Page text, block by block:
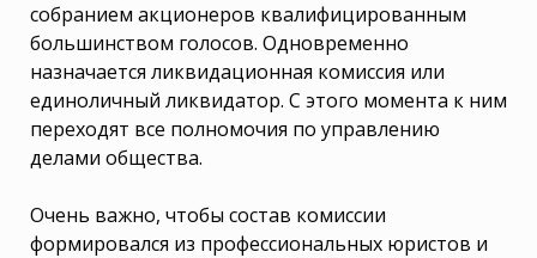
собранием акционеров квалифицированным
большинством голосов. Одновременно
назначается ликвидационная комиссия или
единоличный ликвидатор. С этого момента к ним
переходят все полномочия по управлению
делами общества.
Очень важно, чтобы состав комиссии
формировался из профессиональных юристов и